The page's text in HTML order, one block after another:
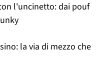
l'uncinetto: dai pouf
la via di mezzo che